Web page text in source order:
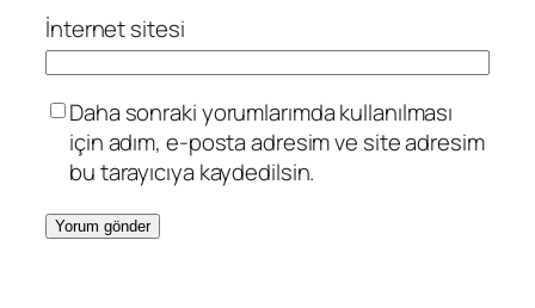
İnternet sitesi
Daha sonraki yorumlarımda kullanılması
için adım, e-posta adresim ve site adresim
bu tarayıcıya kaydedilsin.